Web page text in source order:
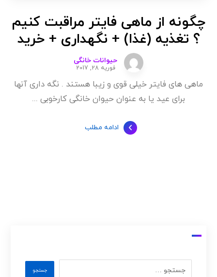
چگونه از ماهی فایتر مراقبت کنیم
؟ تغذیه (غذا) + نگهداری + خرید
حیوانات خانگی
فوریه 28, 2017
ماهی های فایتر خیلی قوی و زیبا هستند . نگه داری آنها
برای عید یا به عنوان حیوان خانگی کارخوبی ...
ادامه مطلب